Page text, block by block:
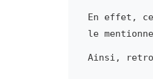
En effet,
le
Ainsi,